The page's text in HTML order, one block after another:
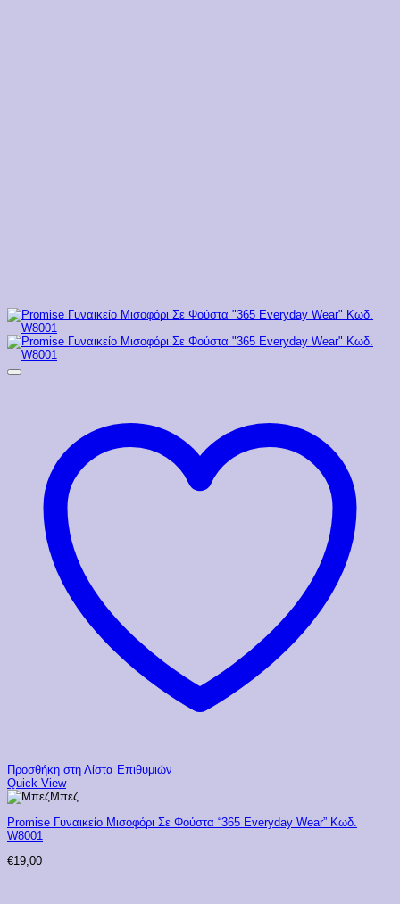
Προσθήκη στη Λίστα Επιθυμιών
Quick View
Μπεζ
Promise Γυναικείο Μισοφόρι Σε Φούστα “365 Everyday Wear” Κωδ.
W8001
€19,00